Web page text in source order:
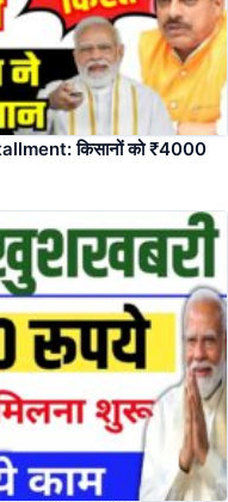
किसानों को ₹4000